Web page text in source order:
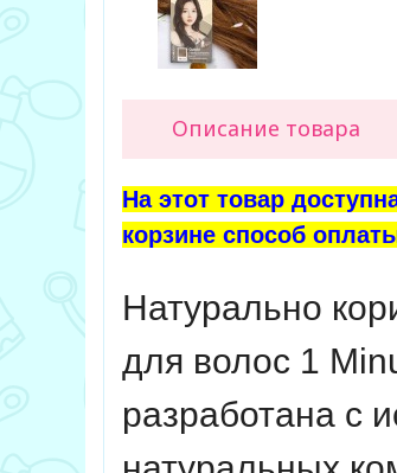
Описание товара
На этот товар
корзине способ
Натурально
для волос 1
разработана с